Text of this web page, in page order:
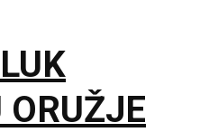
ORUŽJE